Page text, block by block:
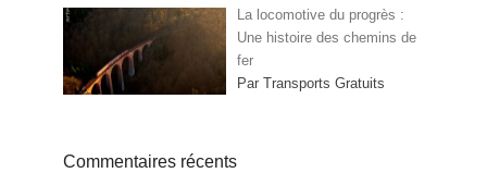
La locomotive du progrès :
Une histoire des chemins de
fer
Par Transports Gratuits
Commentaires récents